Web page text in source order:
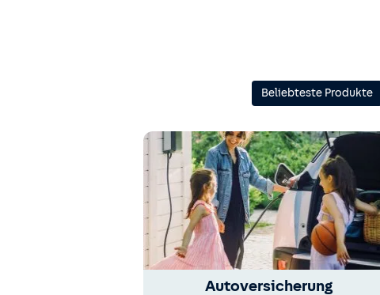
Beliebteste Produkte
Autoversicherung